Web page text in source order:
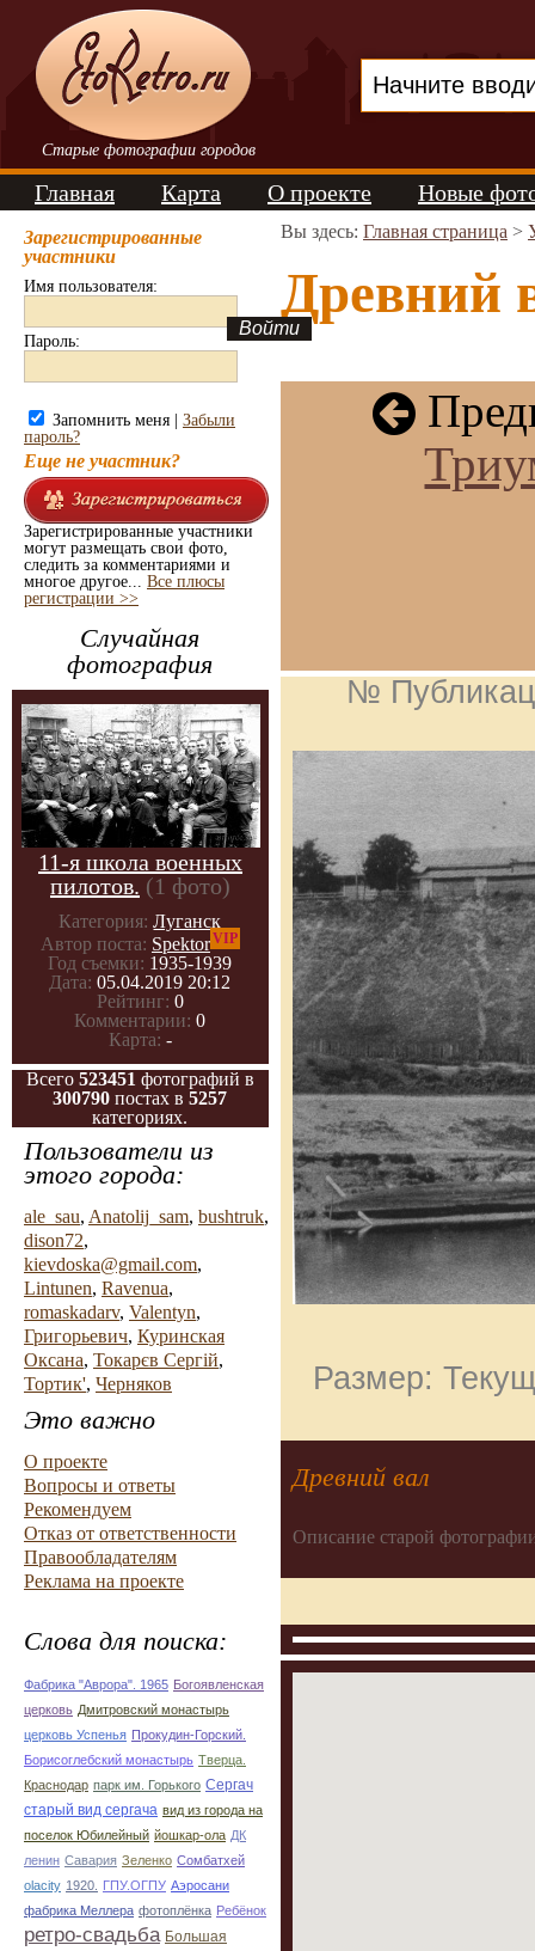
Старые фотографии городов
Главная Карта О проекте Новые
Зарегистрированные
участники
Имя пользователя:
Пароль:
Запомнить меня | Забыли
пароль?
Еще не участник?
Зарегистрированные участники
могут размещать свои фото,
следить за комментариями и
многое другое... Все плюсы
регистрации >>
Случайная
фотография
11-я школа военных
пилотов. (1 фото)
Категория: Луганск
Автор поста: SpektorVIP
Год съемки: 1935-1939
Дата: 05.04.2019 20:12
Рейтинг: 0
Комментарии: 0
Карта: -
Всего 523451 фотографий в
300790 постах в5257
категориях.
Пользователи из
этого города:
ale_sau, Anatolij_sam, bushtruk,
dison72,
kievdoska@gmail.com,
Lintunen, Ravenua,
romaskadarv, Valentyn,
Григорьевич, Куринская
Оксана, Токарєв Сергій,
Тортик', Черняков
Это важно
О проекте
Вопросы и ответы
Рекомендуем
Отказ от ответственности
Правообладателям
Реклама на проекте
Слова для поиска:
Фабрика "Аврора". 1965 Богоявленская
церковь Дмитровский монастырь
церковь Успенья Прокудин-Горский.
Борисоглебский монастырь Тверца.
Краснодар парк им. Горького Сергач
старый вид сергача вид из города на
поселок Юбилейный йошкар-ола ДК
ленин Савария Зеленко Сомбатхей
olacity 1920. ГПУ.ОГПУ Аэросани
фабрика Меллера фотоплёнка Ребёнок
ретро-свадьба Большая
Вы здесь: Главная страница >
Древний
№
Размер:
Древний вал
Описание старой